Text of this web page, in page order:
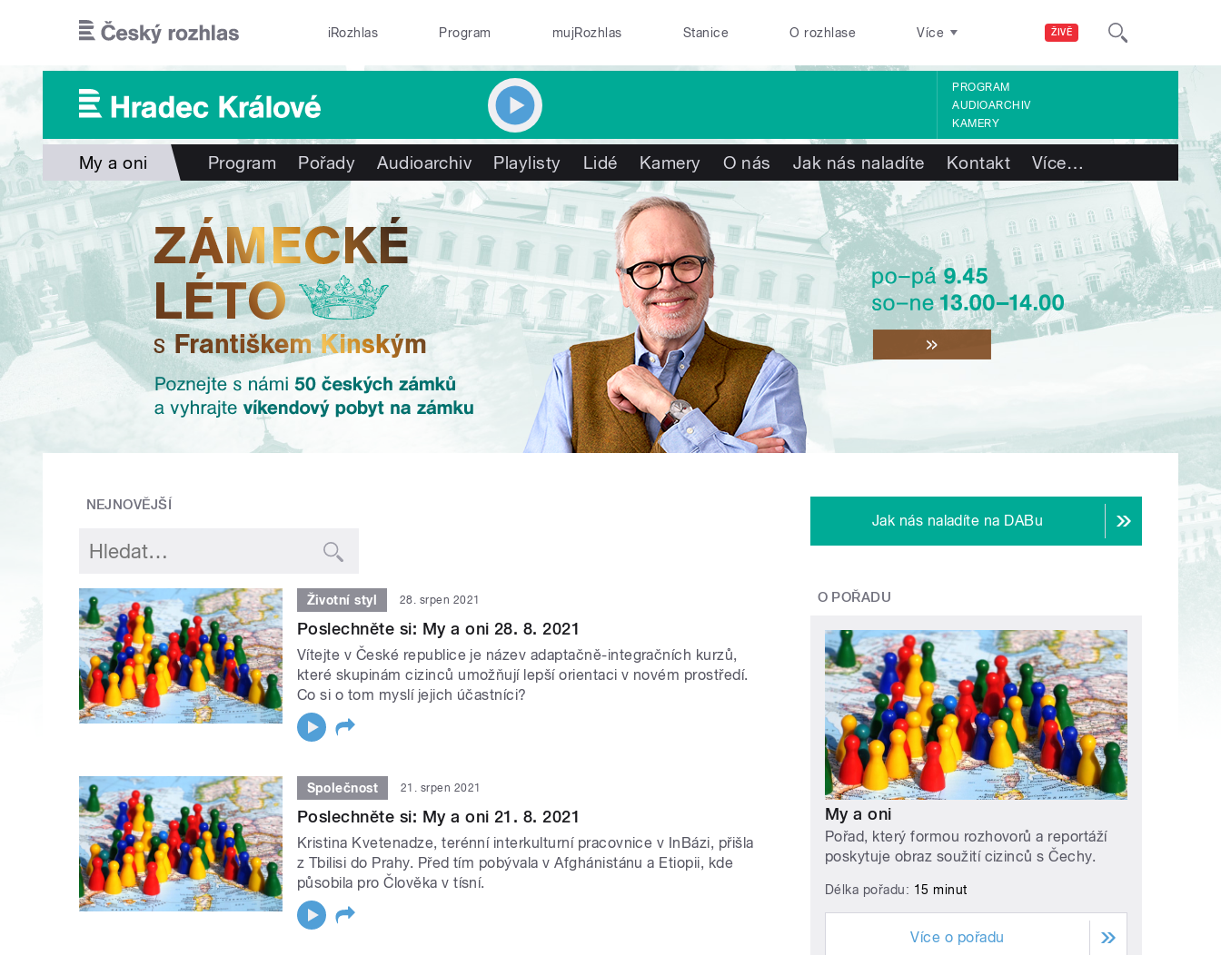
ŽIVĚ
iRozhlas Program mujRozhlas Stanice O rozhlase Více
PROGRAM
AUDIOARCHIV
KAMERY
My a oni Program Pořady Audioarchiv Playlisty Lidé Kamery O nás Jak nás naladíte Kontakt Více…
NEJNOVĚJŠÍ
Životní styl 28. srpen 2021
Poslechněte si: My a oni 28. 8. 2021
Vítejte v České republice je název adaptačně-integračních kurzů,
které skupinám cizinců umožňují lepší orientaci v novém prostředí.
Co si o tom myslí jejich účastníci?
Společnost 21. srpen 2021
Poslechněte si: My a oni 21. 8. 2021
Kristina Kvetenadze, terénní interkulturní pracovnice v InBázi, přišla
z Tbilisi do Prahy. Před tím pobývala v Afghánistánu a Etiopii, kde
působila pro Člověka v tísní.
Jak nás naladíte na DABu
O POŘADU
My a oni
Pořad, který formou rozhovorů a reportáží
poskytuje obraz soužití cizinců s Čechy.
Délka pořadu: 15 minut
Více o pořadu